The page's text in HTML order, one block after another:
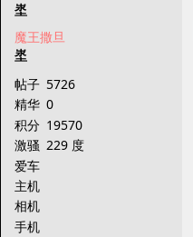
埊
魔王撒旦
埊
帖子 5726
精华 0
积分 19570
激骚 229 度
爱车
主机
相机
手机